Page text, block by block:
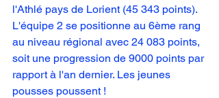
l'Athlé pays de Lorient (45 343 points).
L'équipe 2 se positionne au 6ème rang
au niveau régional avec 24 083 points,
soit une progression de 9000 points par
rapport à l'an dernier. Les jeunes
pousses poussent !